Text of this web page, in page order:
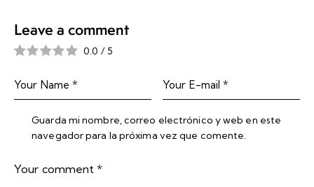
Leave a comment
0.0 / 5
Guarda mi nombre, correo electrónico y web en este
navegador para la próxima vez que comente.